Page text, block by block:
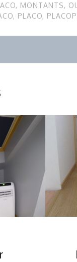
, MONTANTS,
, PLACO,